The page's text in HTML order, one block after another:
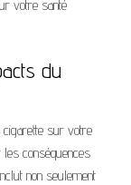
votre santé
du
sur votre
conséquences
non seulement